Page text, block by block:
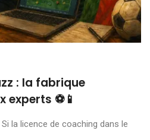
: la fabrique
⚽📱
la licence de coaching dans le